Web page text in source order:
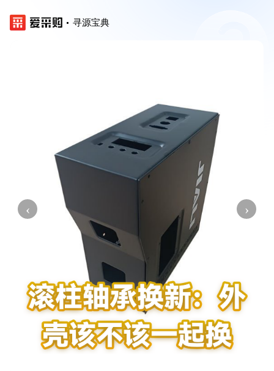
寻源宝典
‹ ›